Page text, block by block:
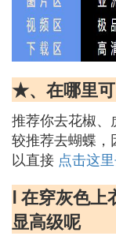
★、在哪里可
推荐你去花椒
较推荐去蝴蝶
以直接 点击这
Ⅰ 在穿灰色
显高级呢